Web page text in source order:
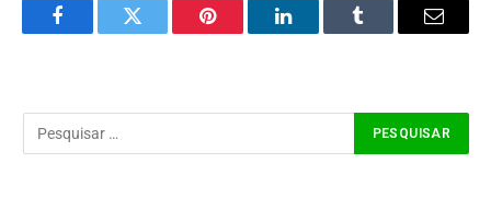
FacebookTwitter Pinterest LinkedInTumblr Email